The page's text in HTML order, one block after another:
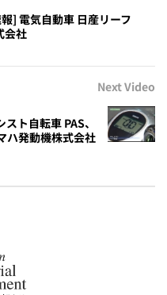
] 電気自動車 日産リーフ
会社
Next Video
ト自転車 PAS、
ハ発動機株式会社